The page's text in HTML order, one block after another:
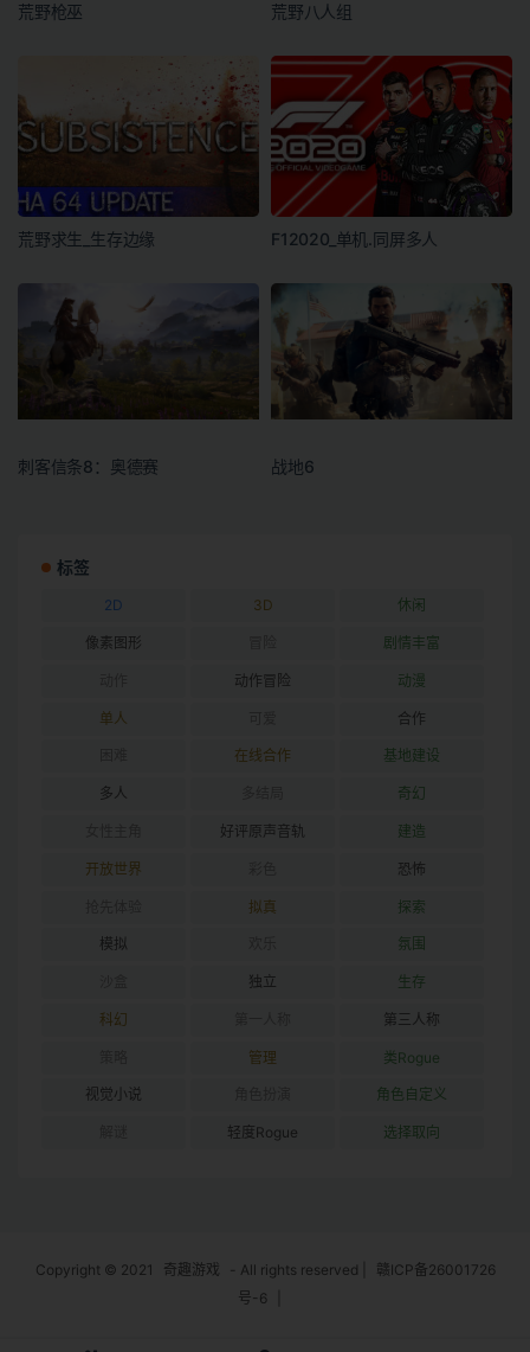
荒野枪巫 荒野八人组
荒野求生_生存边缘 F12020_单机.同屏多人
刺客信条8：奥德赛 战地6
标签
2D 3D 休闲
像素图形 剧情丰富
动作冒险 动漫
单人 合作
在线合作 基地建设
多人 奇幻
好评原声音轨 建造
开放世界 恐怖
拟真 探索
模拟 氛围
独立 生存
科幻 第三人称
管理 类Rogue
视觉小说 角色自定义
轻度Rogue 选择取向
Copyright © 2021 奇趣游戏 - All rights reserved
赣ICP备26001726
号-6